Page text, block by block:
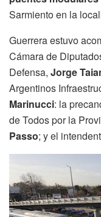
Sarmiento en la
Guerrera estuvo
Cámara de
Defensa, Jorge
Argentinos
Marinucci: la
de Todos por la
Passo; y el